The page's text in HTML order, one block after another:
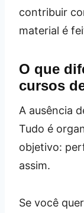
contribuir
material é
O que
cursos
A ausência
Tudo é
objetivo:
assim.
Se você